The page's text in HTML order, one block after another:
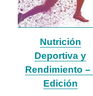
Nutrición
Deportiva y
Rendimiento –
Edición